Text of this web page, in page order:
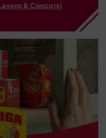
& Concorsi